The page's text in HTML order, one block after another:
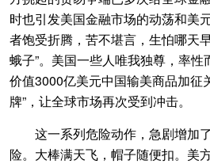
时也引发美国金融市场的动荡和美
者饱受折腾，苦不堪言，生怕哪天
蛾子”。美国一些人唯我独尊，率
价值3000亿美元中国输美商品加征
牌”，让全球市场再次受到冲击。
这一系列危险动作，急剧增加
险。大棒满天飞，帽子随便扣。美